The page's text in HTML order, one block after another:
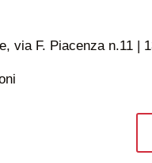
via F. Piacenza n.11 |